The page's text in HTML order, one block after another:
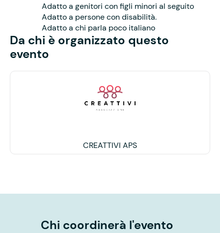
Adatto a genitori con figli minori al seguito
Adatto a persone con disabilità.
Adatto a chi parla poco italiano
Da chi è organizzato questo
evento
CREATTIVI APS
Chi coordinerà l'evento